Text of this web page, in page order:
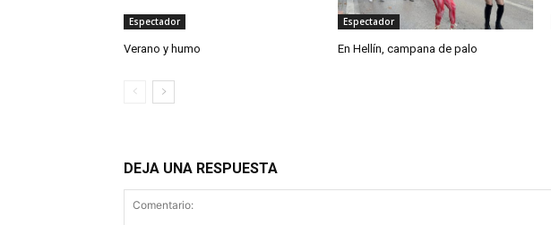
Espectador
Verano y humo
Espectador
En Hellín, campana de palo
DEJA UNA RESPUESTA